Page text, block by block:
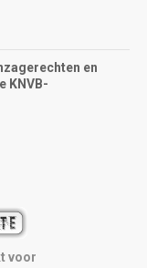
en
KNVB-
voor